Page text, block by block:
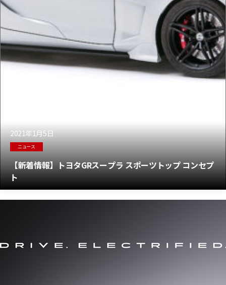
2021年1月5日
ニュース
【新着情報】トヨタGRスープラ スポーツトップ コンセプ
ト